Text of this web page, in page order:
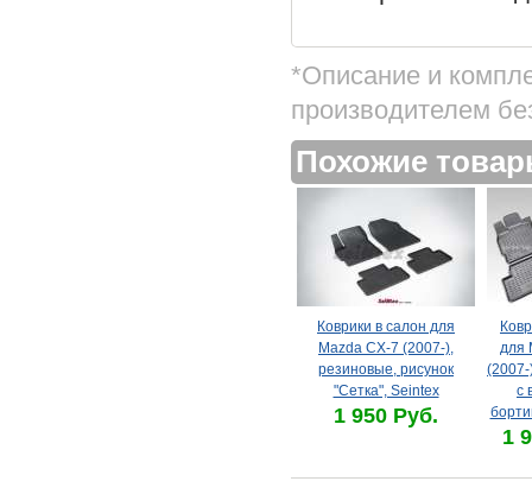
*Описание и
производителем
Похожие
Коврики в салон для
Mazda CX-7 (2007-),
резиновые, рисунок
"Сетка", Seintex
1 950 Руб.
для
(2007-
с
1